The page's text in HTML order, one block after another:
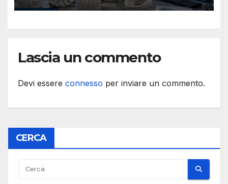
Lascia un commento
Devi essere connesso per inviare un commento.
CERCA